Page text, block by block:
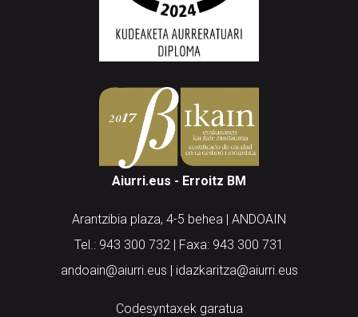
Aiurri.eus - Erroitz BM
Arantzibia plaza, 4-5 behea | ANDOAIN
Tel.: 943 300 732 | Faxa: 943 300 731
andoain@aiurri.eus | idazkaritza@aiurri.eus
Codesyntaxek garatua